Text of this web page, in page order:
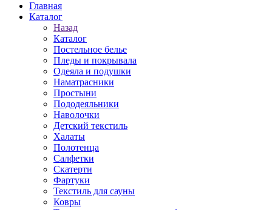
Главная
Каталог
Назад
Каталог
Постельное белье
Пледы и покрывала
Одеяла и подушки
Наматрасники
Простыни
Пододеяльники
Наволочки
Детский текстиль
Халаты
Полотенца
Салфетки
Скатерти
Фартуки
Текстиль для сауны
Ковры